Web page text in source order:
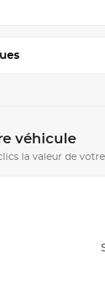
véhicule
la valeur de